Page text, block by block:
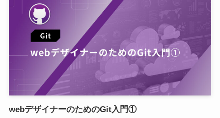
webデザイナーのためのGit入門①